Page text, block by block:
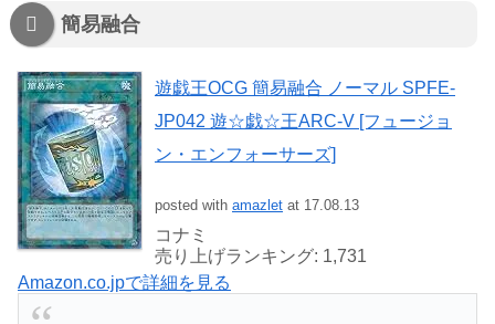
簡易融合
遊戯王OCG 簡易融合 ノーマル SPFE-
JP042 遊☆戯☆王ARC-V [フュージョ
ン・エンフォーサーズ]
posted with amazlet at 17.08.13
コナミ
売り上げランキング: 1,731
Amazon.co.jpで詳細を見る